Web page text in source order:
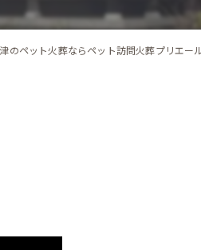
のペット火葬ならペット訪問火葬プリエー